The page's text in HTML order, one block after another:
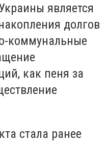
является
долгов
коммунальные
как пеня за
стала ранее